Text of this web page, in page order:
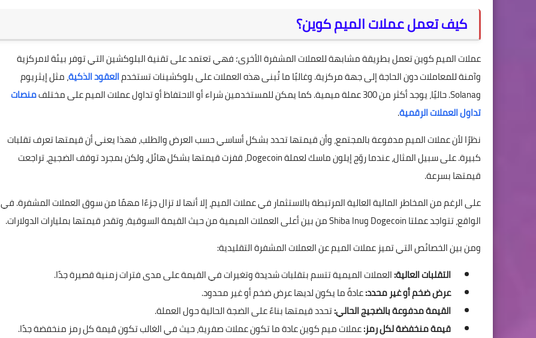
كيف تعمل عملات الميم كوين؟
عملات الميم كوين تعمل بطريقة مشابهة للعملات المشفرة الأخرى؛ فهي تعتمد على تقنية البلوكشين التي توفر بيئة لامركزية
وآمنة للمعاملات دون الحاجة إلى جهة مركزية. وغالبًا ما تُبنى هذه العملات على بلوكشينات تستخدمالعقود الذكية، مثل إيثريوم
وSolana. حاليًا، يوجد أكثر من 300 عملة ميمية. كما يمكن للمستخدمين شراء أو الاحتفاظ أو تداول عملات الميم على مختلف
منصات
تداول العملات الرقمية.
نظرًا لأن عملات الميم مدفوعة بالمجتمع، وأن قيمتها تحدد بشكل أساسي حسب العرض والطلب، فهذا يعني أن قيمتها تعرف تقلبات
كبيرة. على سبيل المثال، عندما روّج إيلون ماسك لعملة Dogecoin، قفزت قيمتها بشكل هائل، ولكن بمجرد توقف الضجيج، تراجعت
قيمتها بسرعة.
على الرغم من المخاطر المالية العالية المرتبطة بالاستثمار في عملات الميم، إلا أنها لا تزال جزءًا مهمًا من سوق العملات المشفرة. في
الواقع، تتواجد عملتا Dogecoin وShiba Inu من بين أعلى العملات الميمية من حيث القيمة السوقية، وتقدر قيمتها بمليارات الدولارات.
ومن بين الخصائص التي تميز عملات الميم عن العملات المشفرة التقليدية:
التقلبات العالية:العملات الميمية تتسم بتقلبات شديدة وتغيرات في القيمة على مدى فترات زمنية قصيرة جدًا.
عرض ضخم أو غير محدد:عادةً ما يكون لديها عرض ضخم أو غير محدود.
القيمة مدفوعة بالضجيج الحالي:تحدد قيمتها بناءً على الضجة الحالية حول العملة.
قيمة منخفضة لكل رمز:عملات ميم كوين عادة ما تكون عملات صفرية، حيث في الغالب تكون قيمة كل رمز منخفضة جدًا.